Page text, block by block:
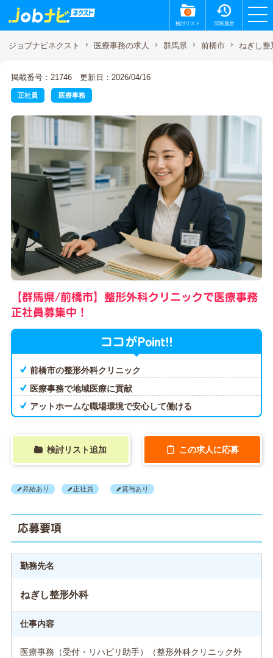
0
検討リスト 閲覧履歴
ジョブナビネクスト 医療事務の求人 群馬県 前橋市 ねぎし整
掲載番号：21746 更新日：2026/04/16
正社員 医療事務
【群馬県/前橋市】整形外科クリニックで医療事務
正社員募集中！
ココがPoint!!
前橋市の整形外科クリニック
医療事務で地域医療に貢献
アットホームな職場環境で安心して働ける
検討リスト追加 この求人に応募
昇給あり 正社員 賞与あり
応募要項
勤務先名
ねぎし整形外科
仕事内容
医療事務（受付・リハビリ助手）（整形外科クリニック外